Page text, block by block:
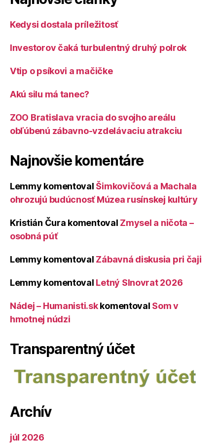
Kedysi dostala príležitosť
Investorov čaká turbulentný druhý polrok
Vtip o psíkovi a mačičke
Akú silu má tanec?
ZOO Bratislava vracia do svojho areálu
obľúbenú zábavno-vzdelávaciu atrakciu
Najnovšie komentáre
Lemmy komentoval Šimkovičová a Machala
ohrozujú budúcnosť Múzea rusínskej kultúry
Kristián Čura komentoval Zmysel a ničota –
osobná púť
Lemmy komentoval Zábavná diskusia pri čaji
Lemmy komentoval Letný Slnovrat 2026
Nádej – Humanisti.skkomentoval Som v
hmotnej núdzi
Transparentný účet
Archív
júl 2026